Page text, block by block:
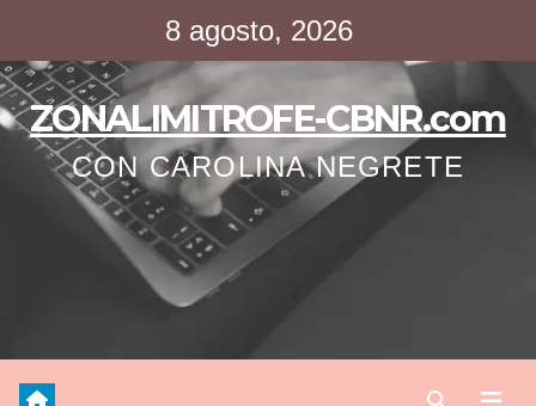
contenido
8 agosto, 2026
ZONALIMITROFE-CBNR.com
CON CAROLINA NEGRETE